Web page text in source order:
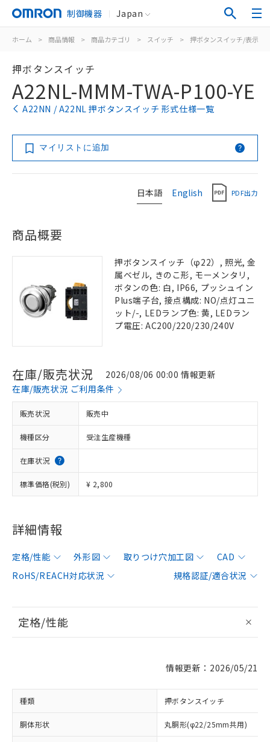
制御機器 Japan
ホーム > 商品情報 > 商品カテゴリ > スイッチ > 押ボタンスイッチ/表示灯
押ボタンスイッチ
A22NL-MMM-TWA-P100-YE
A22NN / A22NL 押ボタンスイッチ 形式仕様一覧
マイリストに追加
日本語 English PDF出力
商品概要
押ボタンスイッチ（φ22）, 照光, 金
属ベゼル, きのこ形, モーメンタリ,
ボタンの色: 白, IP66, プッシュイン
Plus端子台, 接点構成: NO/点灯ユニ
ット/-, LEDランプ色: 黄, LEDラン
プ電圧: AC200/220/230/240V
在庫/販売状況
2026/08/06 00:00 情報更新
在庫/販売状況 ご利用条件
販売状況 販売中
機種区分 受注生産機種
在庫状況
標準価格(税別) ¥ 2,800
詳細情報
定格/性能 外形図 取りつけ穴加工図
CAD
RoHS/REACH対応状況
規格認証/適合状況
定格/性能
情報更新：2026/05/21
種類 押ボタンスイッチ
胴体形状 丸胴形(φ22/25mm共用)